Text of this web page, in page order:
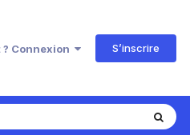
Connexion S’inscrire